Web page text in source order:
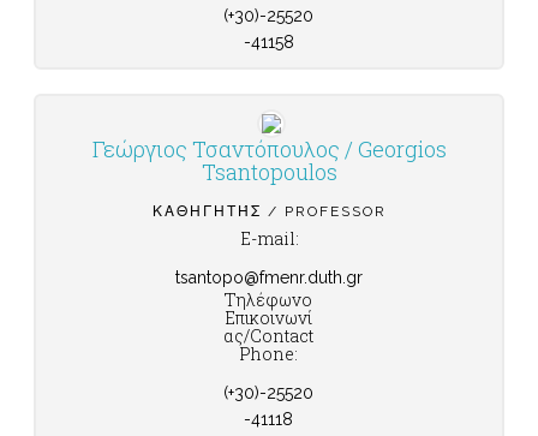
(+30)-25520
-41158
Γεώργιος Τσαντόπουλος / Georgios
Tsantopoulos
ΚΑΘΗΓΗΤΉΣ / PROFESSOR
E-mail:
tsantopo@fmenr.duth.gr
Τηλέφωνο
Επικοινωνί
ας/Contact
Phone:
(+30)-25520
-41118